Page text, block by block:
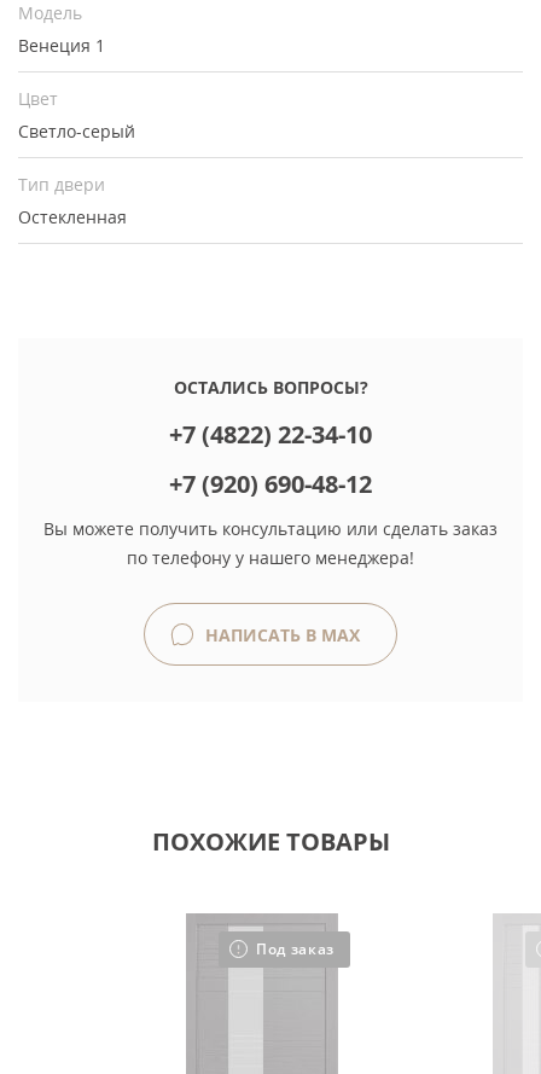
Модель
Венеция 1
Цвет
Светло-серый
Тип двери
Остекленная
ОСТАЛИСЬ ВОПРОСЫ?
+7 (4822) 22-34-10
+7 (920) 690-48-12
Вы можете получить консультацию или сделать заказ
по телефону у нашего менеджера!
НАПИСАТЬ В MAX
ПОХОЖИЕ ТОВАРЫ
Под заказ